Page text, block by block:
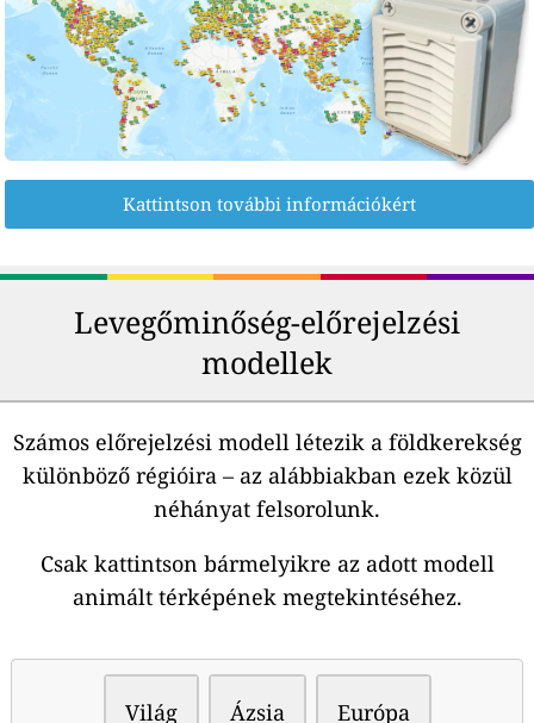
Kattintson további információkért
Levegőminőség-előrejelzési
modellek
Számos előrejelzési modell létezik a földkerekség
különböző régióira – az alábbiakban ezek közül
néhányat felsorolunk.
Csak kattintson bármelyikre az adott modell
animált térképének megtekintéséhez.
Világ Ázsia Európa